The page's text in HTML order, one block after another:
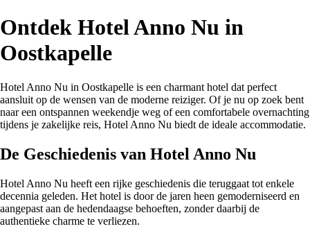
Ontdek Hotel Anno Nu in
Oostkapelle
Hotel Anno Nu in Oostkapelle is een charmant hotel dat perfect
aansluit op de wensen van de moderne reiziger. Of je nu op zoek bent
naar een ontspannen weekendje weg of een comfortabele overnachting
tijdens je zakelijke reis, Hotel Anno Nu biedt de ideale accommodatie.
De Geschiedenis van Hotel Anno Nu
Hotel Anno Nu heeft een rijke geschiedenis die teruggaat tot enkele
decennia geleden. Het hotel is door de jaren heen gemoderniseerd en
aangepast aan de hedendaagse behoeften, zonder daarbij de
authentieke charme te verliezen.